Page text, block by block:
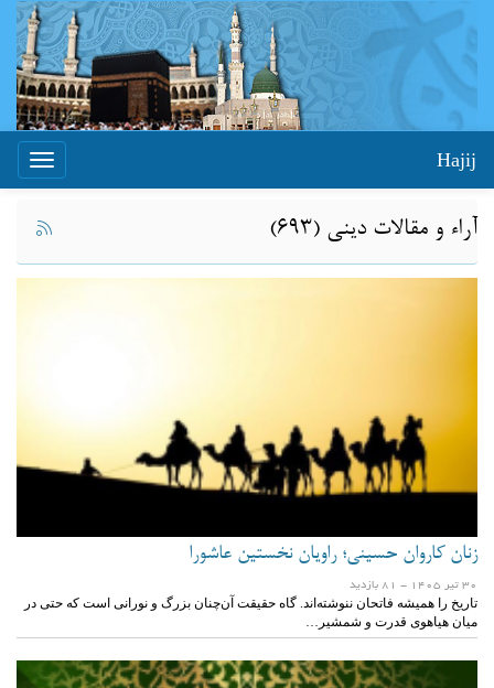
Toggle
Hajij
آراء و مقالات ديني (693)
زنان کاروان حسینی؛ راویان نخستین عاشورا
30 تیر 1405 - 81 بازدید
تاریخ را همیشه فاتحان ننوشته‌اند. گاه حقیقت آن‌چنان بزرگ و نورانی است که حتی در
میان هیاهوی قدرت و شمشیر…